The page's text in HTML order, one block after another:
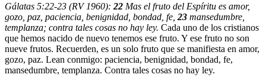
Gálatas 5:22-23 (RV 1960): 22 Mas el fruto del Espíritu es amor,
gozo, paz, paciencia, benignidad, bondad, fe, 23 mansedumbre,
templanza; contra tales cosas no hay ley. Cada uno de los cristianos
que hemos nacido de nuevo tenemos ese fruto. Y ese fruto no son
nueve frutos. Recuerden, es un solo fruto que se manifiesta en amor,
gozo, paz. Lean conmigo: paciencia, benignidad, bondad, fe,
mansedumbre, templanza. Contra tales cosas no hay ley.